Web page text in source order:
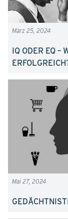
März 25, 2024
IQ ODER EQ –
Mai 27, 2024